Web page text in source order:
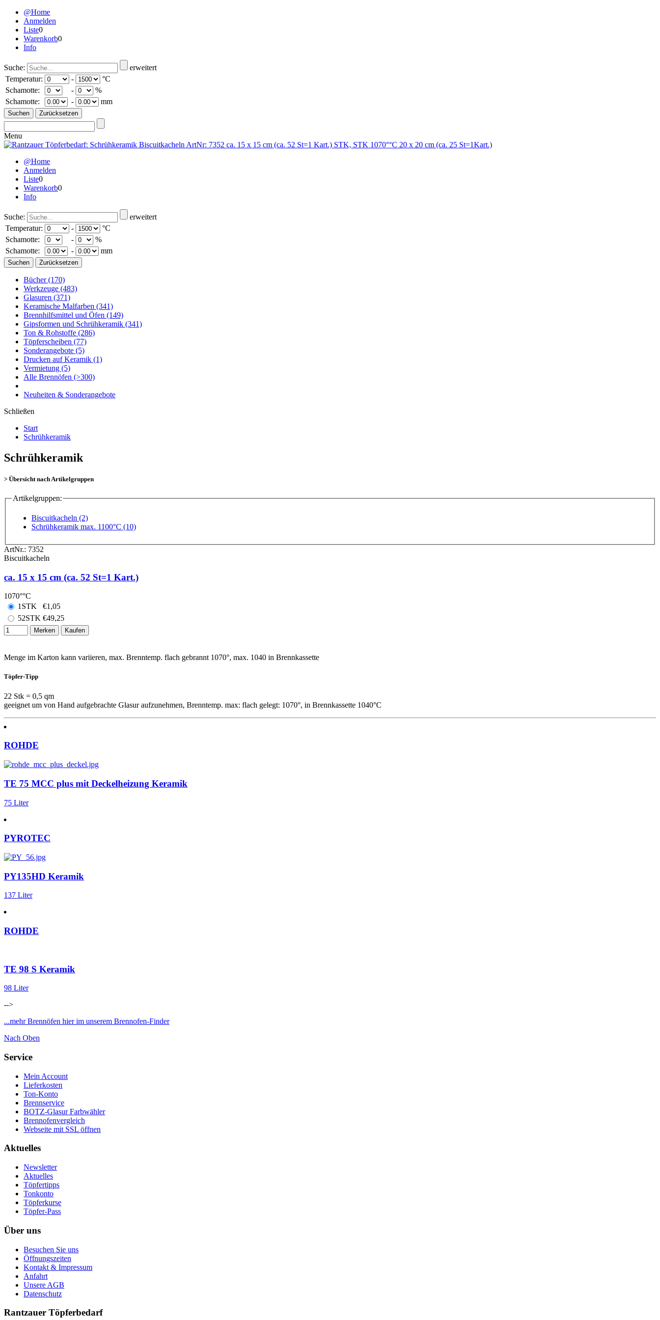
@Home
Anmelden
Liste0
Warenkorb0
Info
Suche:
erweitert
Temperatur:
-
°C
Schamotte:
-
%
Schamotte:
- mm
Menu
@Home
Anmelden
Liste0
Warenkorb0
Info
Suche:
erweitert
Temperatur:
-
°C
Schamotte:
-
%
Schamotte:
- mm
Bücher(170)
Werkzeuge (483)
Glasuren (371)
Keramische Malfarben (341)
Brennhilfsmittel und Öfen (149)
Gipsformen und Schrühkeramik (341)
Ton & Rohstoffe (286)
Töpferscheiben (77)
Sonderangebote (5)
Drucken auf Keramik (1)
Vermietung (5)
Alle Brennöfen (>300)
Neuheiten & Sonderangebote
Schließen
Start
Schrühkeramik
Schrühkeramik
> Übersicht nach Artikelgruppen
Artikelgruppen:
Biscuitkacheln (2)
Schrühkeramik max. 1100°C (10)
ArtNr.: 7352
Biscuitkacheln
ca. 15 x 15 cm (ca. 52 St=1 Kart.)
1070°°C
1STK
€1,05
52STK €49,25
Merken Kaufen
Menge im Karton kann variieren, max. Brenntemp. flach gebrannt 1070°, max. 1040 in Brennkassette
Töpfer-Tipp
22 Stk = 0,5 qm
geeignet um von Hand aufgebrachte Glasur aufzunehmen, Brenntemp. max: flach gelegt: 1070°, in Brennkassette 1040°C
ROHDE
TE 75 MCC plus mit Deckelheizung Keramik
75 Liter
PYROTEC
PY135HD Keramik
137 Liter
ROHDE
TE 98 S Keramik
98 Liter
-->
...mehr Brennöfen hier im unserem Brennofen-Finder
Nach Oben
Service
Mein Account
Lieferkosten
Ton-Konto
Brennservice
BOTZ-Glasur Farbwähler
Brennofenvergleich
Webseite mit SSL öffnen
Aktuelles
Newsletter
Aktuelles
Töpfertipps
Tonkonto
Töpferkurse
Töpfer-Pass
Über uns
Besuchen Sie uns
Öffnungszeiten
Kontakt & Impressum
Anfahrt
Unsere AGB
Datenschutz
Rantzauer Töpferbedarf